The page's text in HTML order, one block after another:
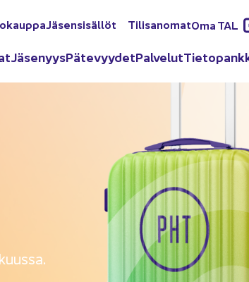
Jä­sen­si­säl­löt Ti­li­sa­no­matOma TAL
Jä­se­nyysPä­te­vyy­detPal­ve­lut